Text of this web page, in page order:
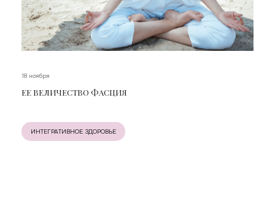
18 ноября
ЕЕ ВЕЛИЧЕСТВО ФАСЦИЯ
ИНТЕГРАТИВНОЕ ЗДОРОВЬЕ